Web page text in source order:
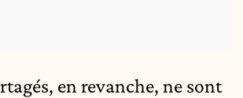
en revanche, ne sont